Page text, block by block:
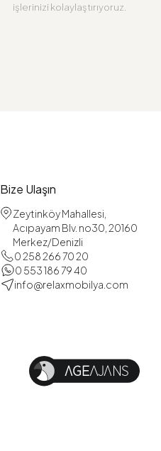
işlerinizi kolaylaştırıyoruz.
Bize Ulaşın
Zeytinköy Mahallesi,
Acıpayam Blv. no30, 20160
Merkez/Denizli
0 258 266 70 20
0 553 186 79 40
info@relaxmobilya.com